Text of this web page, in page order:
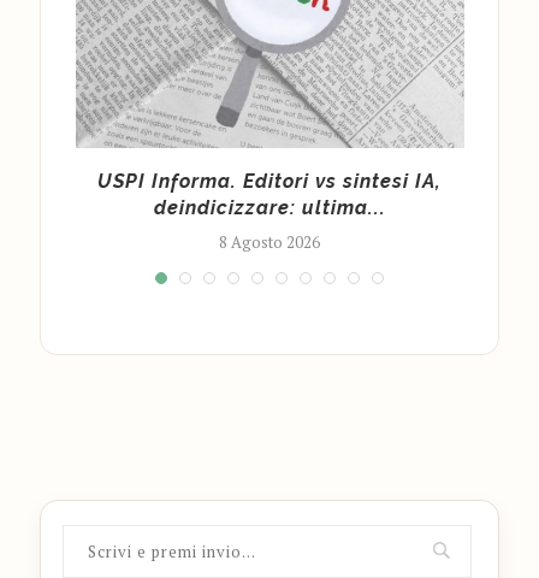
USPI Informa. Editori vs sintesi IA,
deindicizzare: ultima...
8 Agosto 2026